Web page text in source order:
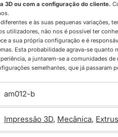
3D ou com a configuração do cliente.
e às suas pequenas variações,
utilizadores, não nos é possível ter
a sua própria configuração e é
Esta probabilidade agrava-se
a juntarem-se a comunidades
semelhantes, que já passaram
am012-b
Impressão 3D, Mecânica,